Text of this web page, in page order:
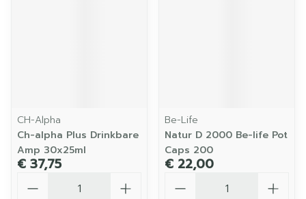
CH-Alpha
Ch-alpha Plus Drinkbare
Amp 30x25ml
€ 37,75
Be-Life
Natur D 2000 Be-life Pot
Caps 200
€ 22,00